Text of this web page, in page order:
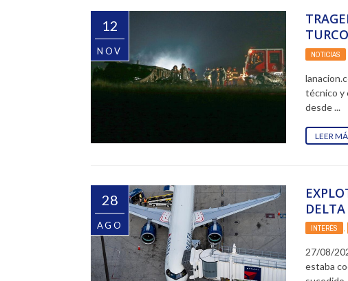
12
NOV NOTICIAS
técnico y
desde ...
LEER
28
AGO INTERÉS ,
27/08/
estaba